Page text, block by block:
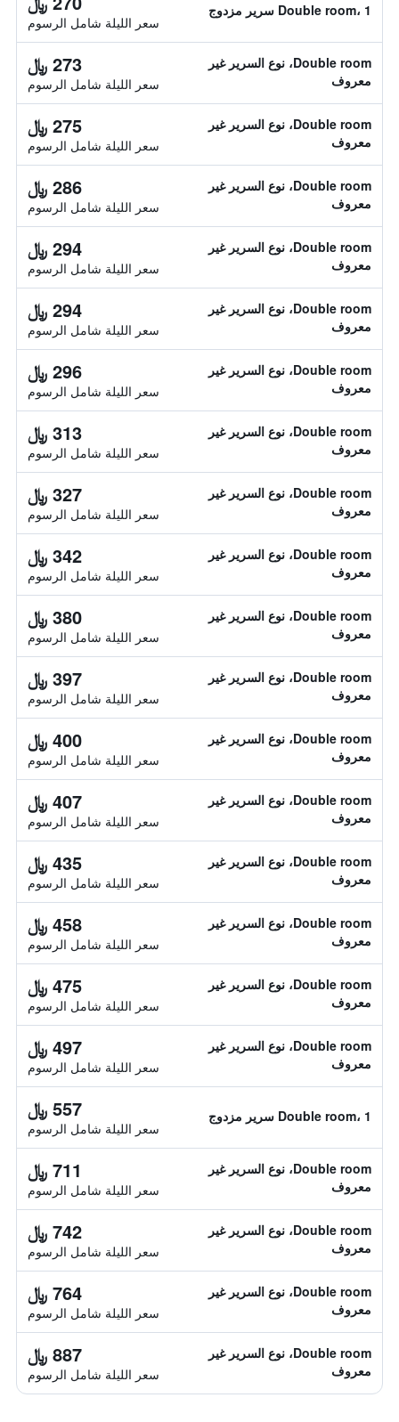
Double room، 1 سرير مزدوج
سعر الليلة شامل الرسوم
Double room، نوع السرير غير
معروف
273 ﷼
سعر الليلة شامل الرسوم
Double room، نوع السرير غير
معروف
275 ﷼
سعر الليلة شامل الرسوم
Double room، نوع السرير غير
معروف
286 ﷼
سعر الليلة شامل الرسوم
Double room، نوع السرير غير
معروف
294 ﷼
سعر الليلة شامل الرسوم
Double room، نوع السرير غير
معروف
294 ﷼
سعر الليلة شامل الرسوم
Double room، نوع السرير غير
معروف
296 ﷼
سعر الليلة شامل الرسوم
Double room، نوع السرير غير
معروف
313 ﷼
سعر الليلة شامل الرسوم
Double room، نوع السرير غير
معروف
327 ﷼
سعر الليلة شامل الرسوم
Double room، نوع السرير غير
معروف
342 ﷼
سعر الليلة شامل الرسوم
Double room، نوع السرير غير
معروف
380 ﷼
سعر الليلة شامل الرسوم
Double room، نوع السرير غير
معروف
397 ﷼
سعر الليلة شامل الرسوم
Double room، نوع السرير غير
معروف
400 ﷼
سعر الليلة شامل الرسوم
Double room، نوع السرير غير
معروف
407 ﷼
سعر الليلة شامل الرسوم
Double room، نوع السرير غير
معروف
435 ﷼
سعر الليلة شامل الرسوم
Double room، نوع السرير غير
معروف
458 ﷼
سعر الليلة شامل الرسوم
Double room، نوع السرير غير
معروف
475 ﷼
سعر الليلة شامل الرسوم
Double room، نوع السرير غير
معروف
497 ﷼
سعر الليلة شامل الرسوم
Double room، 1 سرير مزدوج 557 ﷼
سعر الليلة شامل الرسوم
Double room، نوع السرير غير
معروف
711 ﷼
سعر الليلة شامل الرسوم
Double room، نوع السرير غير
معروف
742 ﷼
سعر الليلة شامل الرسوم
Double room، نوع السرير غير
معروف
764 ﷼
سعر الليلة شامل الرسوم
Double room، نوع السرير غير
معروف
887 ﷼
سعر الليلة شامل الرسوم